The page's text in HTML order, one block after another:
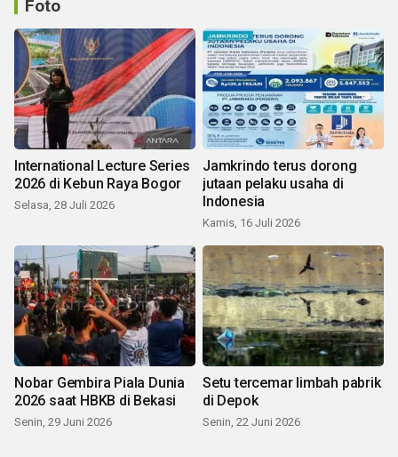
Foto
International Lecture Series
2026 di Kebun Raya Bogor
Selasa, 28 Juli 2026
Jamkrindo terus dorong
jutaan pelaku usaha di
Indonesia
Kamis, 16 Juli 2026
Nobar Gembira Piala Dunia
2026 saat HBKB di Bekasi
Senin, 29 Juni 2026
Setu tercemar limbah pabrik
di Depok
Senin, 22 Juni 2026